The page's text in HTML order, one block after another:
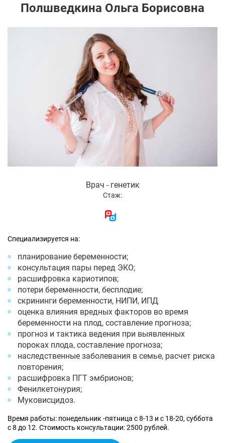
Полшведкина Ольга Борисовна
Врач - генетик
Стаж:
Специализируется на:
планирование беременности;
консультация пары перед ЭКО;
расшифровка кариотипов;
потери беременности, бесплодие;
скрининги беременности, НИПИ, ИПД
оценка влияния вредных факторов во время
беременности на плод, составление прогноза;
прогноз и тактика ведения при выявленных
пороках плода, составление прогноза;
наследственные заболевания в семье, расчет риска
повторения;
расшифровка ПГТ эмбрионов;
Фенилкетонурия;
Муковисцидоз.
Время работы: понедельник -пятница с 8-13 и с 18-20, суббота
с 8 до 12. Стоимость консультации: 2500 рублей.